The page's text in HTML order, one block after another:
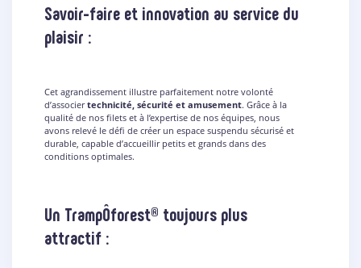
Savoir-faire et innovation au service du
plaisir :
Cet agrandissement illustre parfaitement notre volonté
d’associertechnicité, sécurité et amusement. Grâce à la
qualité de nos filets et à l’expertise de nos équipes, nous
avons relevé le défi de créer un espace suspendu sécurisé et
durable, capable d’accueillir petits et grands dans des
conditions optimales.
Un TrampÔforest® toujours plus
attractif :